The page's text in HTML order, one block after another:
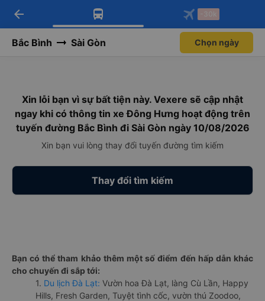
Tải app Vexere ngay!
Nhận ưu đãi thành viên độc
Mở app
Tải app Vexere
-30k/ghế khi đặt vé máy bay qua
Mở app
arrow_back -30k
Bắc Bình Sài Gòn Chọn ngày
Xin lỗi bạn vì sự bất tiện này. Vexere sẽ cập nhật
ngay khi có thông tin xe Đông Hưng hoạt động trên
tuyến đường Bắc Bình đi Sài Gòn ngày 10/08/2026
Xin bạn vui lòng thay đổi tuyến đường tìm kiếm
Thay đổi tìm kiếm
Bạn có thể tham khảo thêm một số điểm đến hấp dẫn khác
cho chuyến đi sắp tới:
1. Du lịch Đà Lạt: Vườn hoa Đà Lạt, làng Cù Lần, Happy
Hills, Fresh Garden, Tuyệt tình cốc, vườn thú Zoodoo,